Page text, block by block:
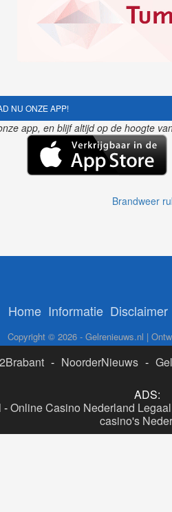
NU ONZE APP!
app, en blijf altijd op de hoogte
Brandweer
Home Informatie Disclaimer
Copyright © 2026 - Gelrenieuws.nl |
- NoorderNieuws -
ADS:
-Online Casino Nederland Legaal
casino's